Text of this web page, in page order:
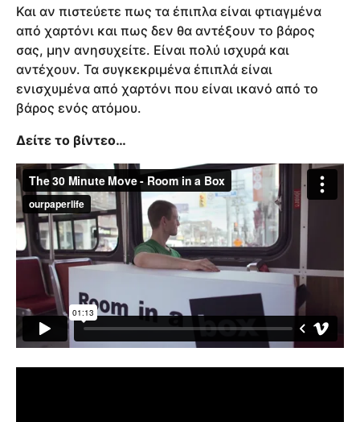
Και αν πιστεύετε πως τα έπιπλα είναι φτιαγμένα
από χαρτόνι και πως δεν θα αντέξουν το βάρος
σας, μην ανησυχείτε. Είναι πολύ ισχυρά και
αντέχουν. Τα συγκεκριμένα έπιπλά είναι
ενισχυμένα από χαρτόνι που είναι ικανό από το
βάρος ενός ατόμου.
Δείτε το βίντεο…